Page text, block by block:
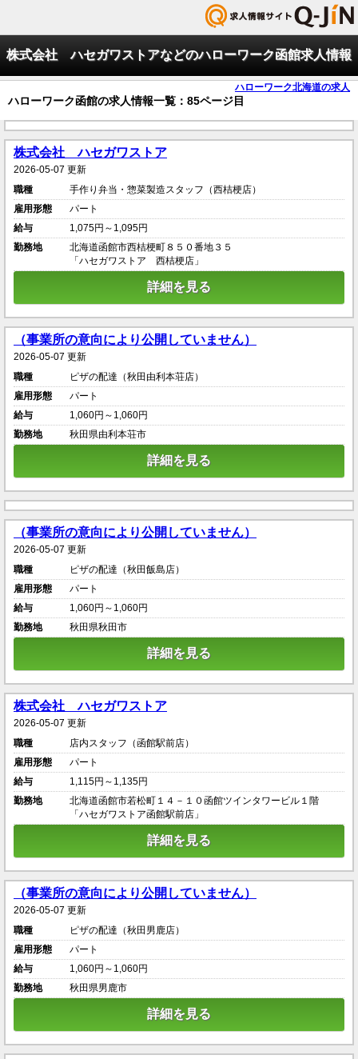
株式会社 ハセガワストアなどのハローワーク函館求人情報
ハローワーク北海道の求人
ハローワーク函館の求人情報一覧：85ページ目
株式会社 ハセガワストア
2026-05-07 更新
職種
手作り弁当・惣菜製造スタッフ（西桔梗店）
雇用形態
パート
給与
1,075円～1,095円
勤務地
北海道函館市西桔梗町８５０番地３５
「ハセガワストア 西桔梗店」
詳細を見る
（事業所の意向により公開していません）
2026-05-07 更新
職種
ピザの配達（秋田由利本荘店）
雇用形態
パート
給与
1,060円～1,060円
勤務地
秋田県由利本荘市
詳細を見る
（事業所の意向により公開していません）
2026-05-07 更新
職種
ピザの配達（秋田飯島店）
雇用形態
パート
給与
1,060円～1,060円
勤務地
秋田県秋田市
詳細を見る
株式会社 ハセガワストア
2026-05-07 更新
職種
店内スタッフ（函館駅前店）
雇用形態
パート
給与
1,115円～1,135円
勤務地
北海道函館市若松町１４－１０函館ツインタワービル１階
「ハセガワストア函館駅前店」
詳細を見る
（事業所の意向により公開していません）
2026-05-07 更新
職種
ピザの配達（秋田男鹿店）
雇用形態
パート
給与
1,060円～1,060円
勤務地
秋田県男鹿市
詳細を見る